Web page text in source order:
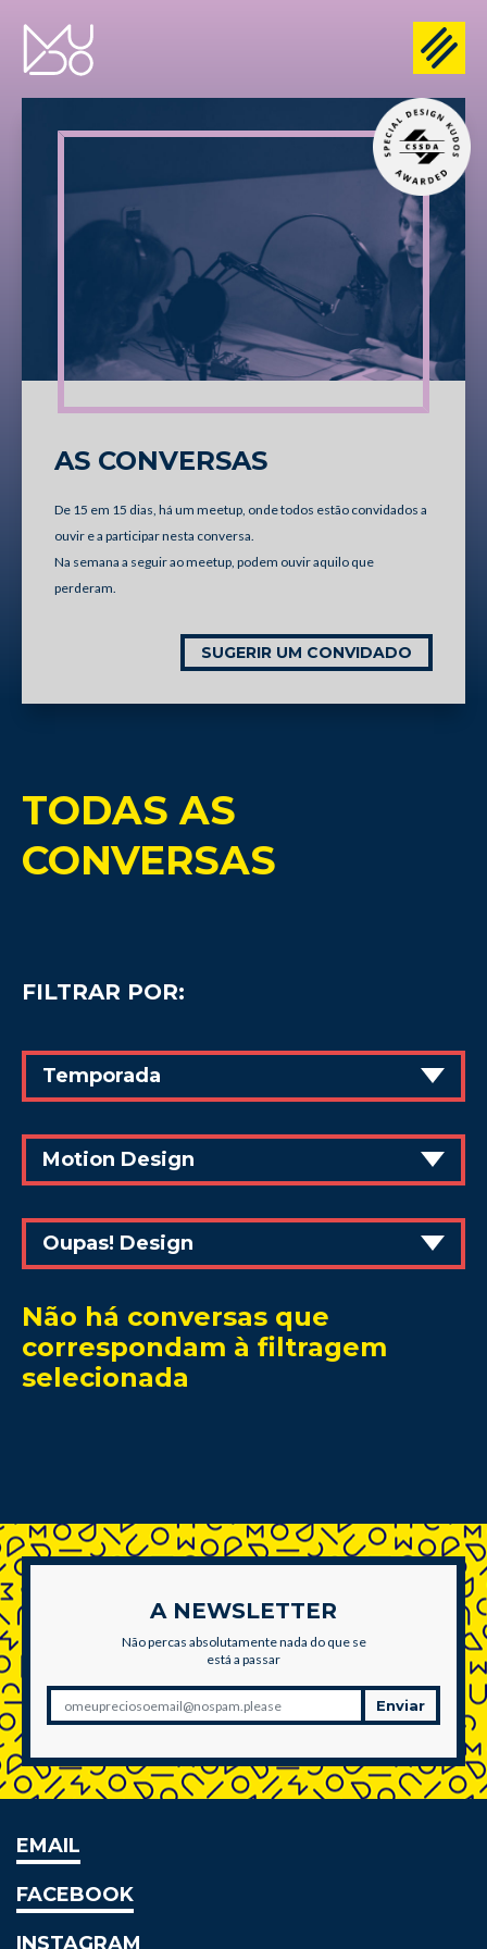
AS CONVERSAS
De 15 em 15 dias, há um meetup, onde todos estão convidados a
ouvir e a participar nesta conversa.
Na semana a seguir ao meetup, podem ouvir aquilo que
perderam.
SUGERIR UM CONVIDADO
TODAS AS
CONVERSAS
FILTRAR POR:
Temporada
Motion Design
Oupas! Design
Não há conversas que
correspondam à filtragem
selecionada
A NEWSLETTER
Não percas absolutamente nada do que se
está a passar
Enviar
EMAIL
FACEBOOK
INSTAGRAM